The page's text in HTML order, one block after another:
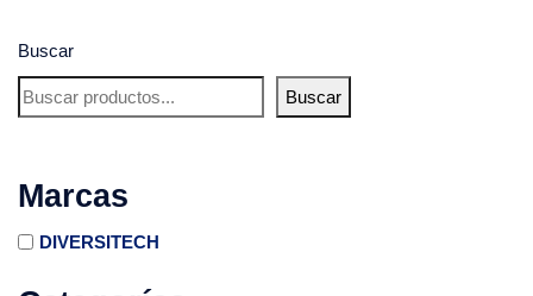
Buscar
Buscar
Marcas
DIVERSITECH